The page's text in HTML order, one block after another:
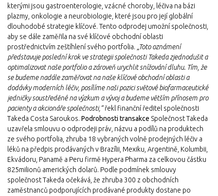
kterými jsou gastroenterologie, vzácné choroby, léčiva na bázi
plazmy, onkologie a neurobiologie, které jsou pro její globální
dlouhodobé strategie klíčové. Tento odprodej umožní společnosti,
aby se dále zaměřila na své klíčové obchodní oblasti
prostřednictvím zeštíhlení svého portfolia.
„Toto oznámení
představuje poslední krok ve strategii společnosti Takeda zjednodušit a
optimalizovat naše portfolio a zároveň urychlit snížování dluhu. Tím, že
se budeme nadále zaměřovat na naše klíčové obchodní oblasti a
dodávky moderních léčiv, posílíme naši pozici světové biofarmaceutické
jedničky soustředěné na výzkum a vývoj a budeme větším přínosem pro
pacienty a akcionáře společnosti,“řekl finanční ředitel společnosti
Takeda Costa Saroukos. Podrobnosti transakce Společnost Takeda
uzavřela smlouvu o odprodeji práv, názvu a podílů na produktech
ze svého portfolia, zhruba 18 vybraných volně prodejných léčiv a
léků na předpis prodávaných v Brazílii, Mexiku, Argentině, Kolumbii,
Ekvádoru, Panamě a Peru firmě Hypera Pharma za celkovou částku
825milionů amerických dolarů. Podle podmínek smlouvy
společnost Takeda očekává, že zhruba 300 z obchodních
zaměstnanců podporujících prodávané produkty dostane po